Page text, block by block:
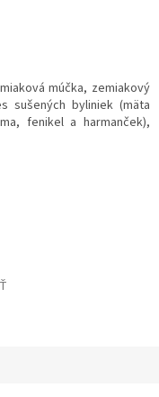
múčka, zemiakový
sušených byliniek (mäta
fenikel a harmanček),